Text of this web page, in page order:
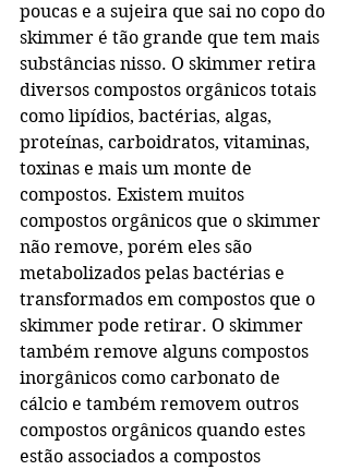
poucas e a sujeira que sai no copo do
skimmer é tão grande que tem mais
substâncias nisso. O skimmer retira
diversos compostos orgânicos totais
como lipídios, bactérias, algas,
proteínas, carboidratos, vitaminas,
toxinas e mais um monte de
compostos. Existem muitos
compostos orgânicos que o skimmer
não remove, porém eles são
metabolizados pelas bactérias e
transformados em compostos que o
skimmer pode retirar. O skimmer
também remove alguns compostos
inorgânicos como carbonato de
cálcio e também removem outros
compostos orgânicos quando estes
estão associados a compostos